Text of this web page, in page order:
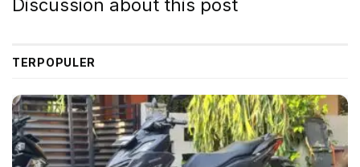
mana barang ini akan memakai motor listrik yang
“Dengan baterai itu, Creta EV bisa punya daya jelajah
Discussion about this post
TERPOPULER